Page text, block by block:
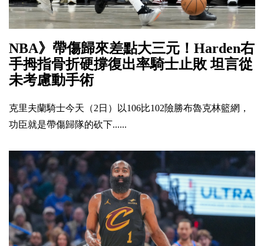
NBA》帶傷歸來差點大三元！Harden右
手拇指骨折硬撐復出率騎士止敗 坦言從
未考慮動手術
克里夫蘭騎士今天（2日）以106比102險勝布魯克林籃網，
功臣就是帶傷歸隊的砍下......